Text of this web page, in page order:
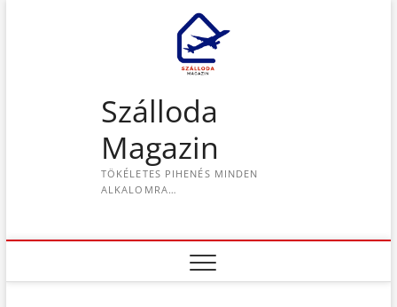
t
Szálloda
Magazin
TÖKÉLETES PIHENÉS MINDEN
ALKALOMRA…